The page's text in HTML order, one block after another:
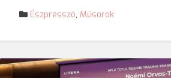
Észpresszó, Műsorok